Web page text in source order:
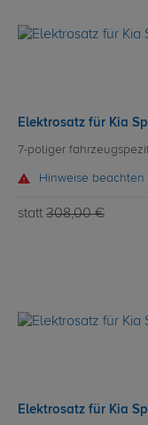
Elektrosatz für Kia
7-poliger
Hinweise beachten
statt 308,00 €
Elektrosatz für Kia